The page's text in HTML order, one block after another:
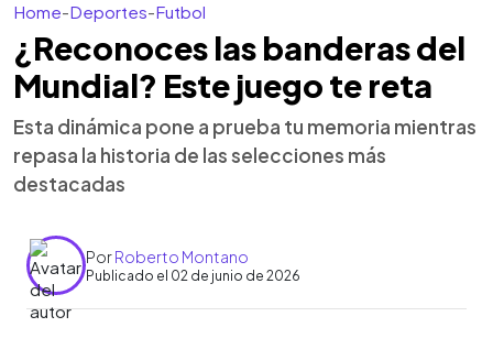
Home-Deportes-Futbol
¿Reconoces las banderas del
Mundial? Este juego te reta
Esta dinámica pone a prueba tu memoria mientras
repasa la historia de las selecciones más
destacadas
PorRoberto Montano
Publicado el 02 de junio de 2026